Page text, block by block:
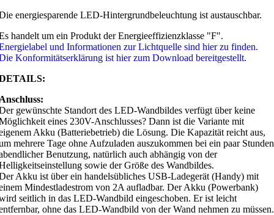
energiesparende LED-Hintergrundbeleuchtung ist austauschbar.
handelt um ein Produkt der Energieeffizienzklasse "F".
und Informationen zur Lichtquelle sind hier zu finden.
Konformitätserklärung ist hier zum Download bereitgestellt.
gewünschte Standort des LED-Wandbildes verfügt über keine
eines 230V-Anschlusses? Dann ist die Variante mit
Akku (Batteriebetrieb) die Lösung. Die Kapazität reicht aus,
mehrere Tage ohne Aufzuladen auszukommen bei ein paar Stunden
Benutzung, natürlich auch abhängig von der
sowie der Größe des Wandbildes.
Akku ist über ein handelsübliches USB-Ladegerät (Handy) mit
Mindestladestrom von 2A aufladbar. Der Akku (Powerbank)
seitlich in das LED-Wandbild eingeschoben. Er ist leicht
ohne das LED-Wandbild von der Wand nehmen zu müssen.